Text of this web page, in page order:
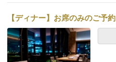
【ディナー】お席のみのご予約